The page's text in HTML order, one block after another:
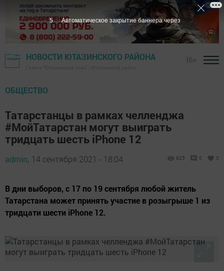
НОВОСТИ ЮТАЗИНСКОГО РАЙОНА
ОБЩЕСТВО
Татарстанцы в рамках челленджа
#МойТатарстан могут выиграть
тридцать шесть iPhone 12
admin, 14 сентября 2021 - 18:04 825 0 0
В дни выборов, с 17 по 19 сентября любой житель
Татарстана может принять участие в розыгрыше 1 из
тридцати шести iPhone 12.
4 Автоматическое закрытие баннера через